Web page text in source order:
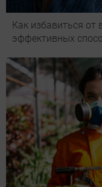
Как избавиться от
эффективных